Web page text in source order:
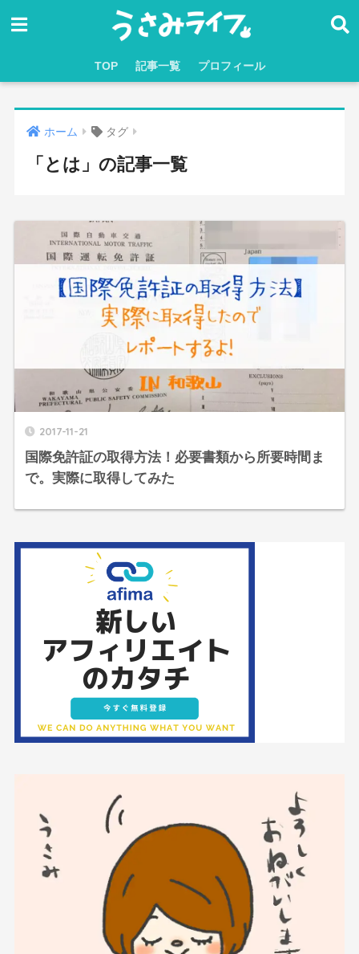
TOP 記事一覧 プロフィール
ホーム タグ
「とは」の記事一覧
2017-11-21
国際免許証の取得方法！必要書類から所要時間ま
で。実際に取得してみた